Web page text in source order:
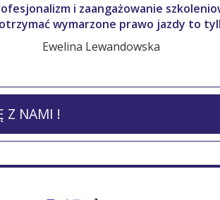
i zaangażowanie
wymarzone prawo jazdy to
Ewelina Lewandowska
Z NAMI !